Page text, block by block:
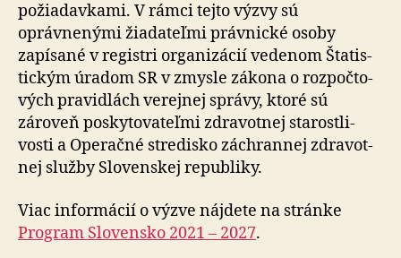
požiadavkami. V rámci tejto výzvy sú
oprávnenými žiadateľmi právnické osoby
zapísané v registri organizácií vedenom Šta­tis­
tickým úradom SR v zmysle zákona o roz­poč­to­
vých pra­vid­lách verejnej správy, ktoré sú
zároveň posky­to­va­teľmi zdravotnej sta­rostli­
vosti a Ope­račné stredisko záchrannej zdra­vot­
nej služby Slo­ven­skej republiky.
Viac informácií o výzve nájdete na stránke
Program Slovensko 2021 – 2027.